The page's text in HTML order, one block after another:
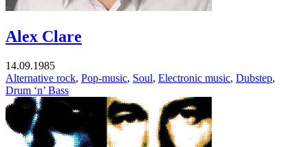
Alex Clare
14.09.1985
Alternative rock, Pop-music, Soul, Electronic music, Dubstep,
Drum ‘n’ Bass